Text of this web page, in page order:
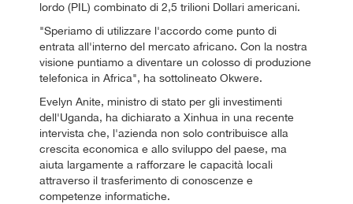
lordo (PIL) combinato di 2,5 trilioni Dollari americani.
"Speriamo di utilizzare l'accordo come punto di
entrata all'interno del mercato africano. Con la nostra
visione puntiamo a diventare un colosso di produzione
telefonica in Africa", ha sottolineato Okwere.
Evelyn Anite, ministro di stato per gli investimenti
dell'Uganda, ha dichiarato a Xinhua in una recente
intervista che, l'azienda non solo contribuisce alla
crescita economica e allo sviluppo del paese, ma
aiuta largamente a rafforzare le capacità locali
attraverso il trasferimento di conoscenze e
competenze informatiche.